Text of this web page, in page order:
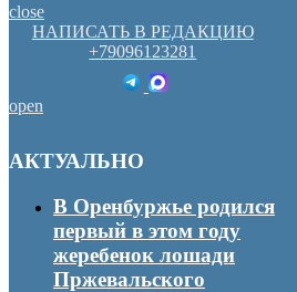
close
НАПИСАТЬ В РЕДАКЦИЮ
+79096123281
open
АКТУАЛЬНО
В Оренбуржье родился
первый в этом году
жеребенок лошади
Пржевальского